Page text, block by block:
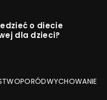
o diecie
dla dzieci?
PORÓDWYCHOWANIE